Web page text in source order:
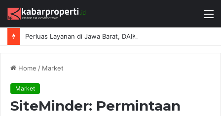
Home / Market
Market
SiteMinder: Permintaan